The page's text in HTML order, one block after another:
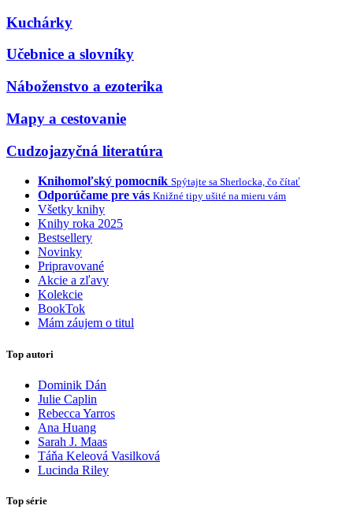
Kuchárky
Učebnice a slovníky
Náboženstvo a ezoterika
Mapy a cestovanie
Cudzojazyčná literatúra
Knihomoľský pomocník Spýtajte sa Sherlocka, čo čítať
Odporúčame pre vás Knižné tipy ušité na mieru vám
Všetky knihy
Knihy roka 2025
Bestsellery
Novinky
Pripravované
Akcie a zľavy
Kolekcie
BookTok
Mám záujem o titul
Top autori
Dominik Dán
Julie Caplin
Rebecca Yarros
Ana Huang
Sarah J. Maas
Táňa Keleová Vasilková
Lucinda Riley
Top série